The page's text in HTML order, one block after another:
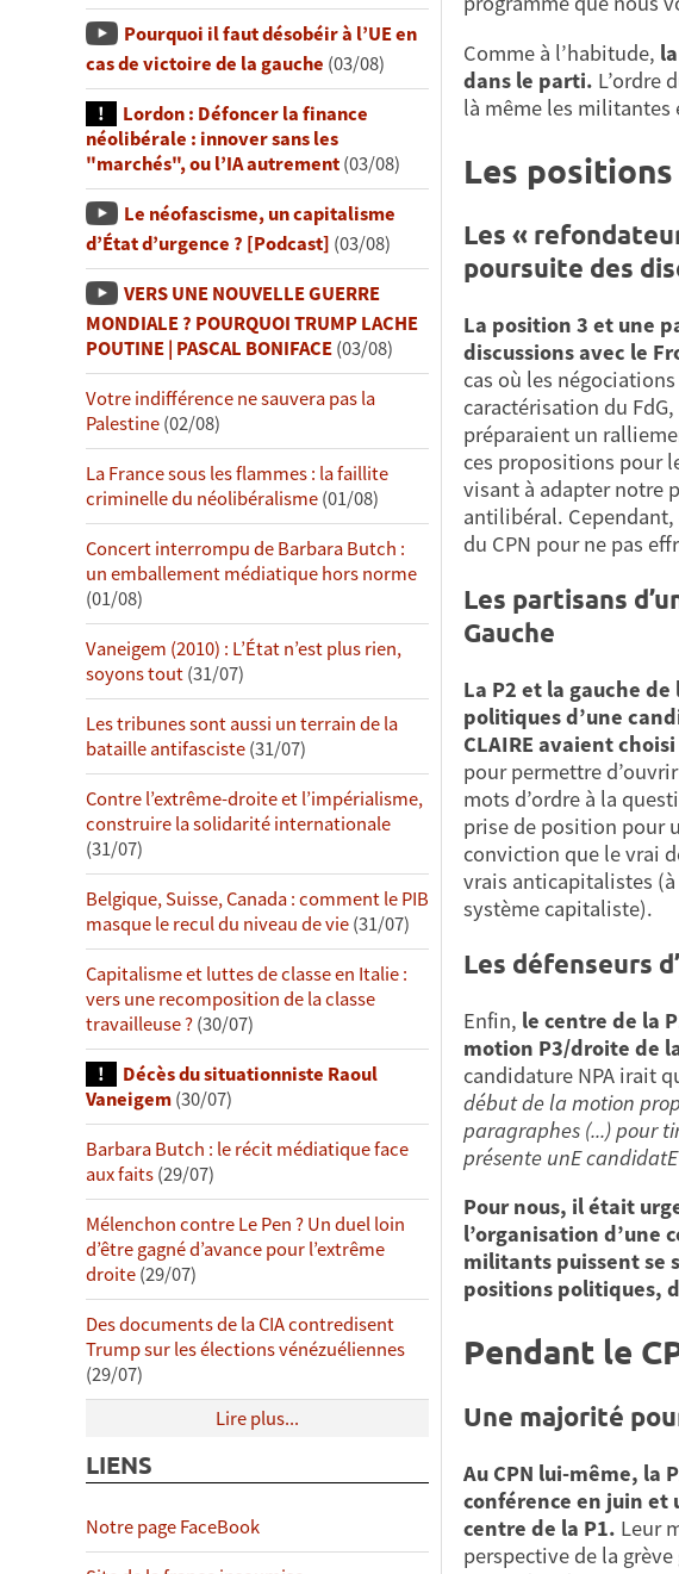
Pourquoi il faut désobéir à l’UE en
cas de victoire de la gauche (03/08)
Lordon : Défoncer la finance
néolibérale : innover sans les
"marchés", ou l’IA autrement(03/08)
Le néofascisme, un capitalisme
d’État d’urgence ? [Podcast] (03/08)
VERS UNE NOUVELLE GUERRE
MONDIALE ? POURQUOI TRUMP LACHE
POUTINE | PASCAL BONIFACE(03/08)
Votre indifférence ne sauvera pas la
Palestine(02/08)
La France sous les flammes : la faillite
criminelle du néolibéralisme(01/08)
Concert interrompu de Barbara Butch :
un emballement médiatique hors norme
(01/08)
Vaneigem (2010) : L’État n’est plus rien,
soyons tout(31/07)
Les tribunes sont aussi un terrain de la
bataille antifasciste(31/07)
Contre l’extrême-droite et l’impérialisme,
construire la solidarité internationale
(31/07)
Belgique, Suisse, Canada : comment le PIB
masque le recul du niveau de vie(31/07)
Capitalisme et luttes de classe en Italie :
vers une recomposition de la classe
travailleuse ?(30/07)
Décès du situationniste Raoul
Vaneigem(30/07)
Barbara Butch : le récit médiatique face
aux faits(29/07)
Mélenchon contre Le Pen ? Un duel loin
d’être gagné d’avance pour l’extrême
droite(29/07)
Des documents de la CIA contredisent
Trump sur les élections vénézuéliennes
(29/07)
Lire plus...
LIENS
Notre page FaceBook
Comme à l’habitude,
dans le parti. L’ordre
là même les militantes
Les
Les «
poursuite des
La position 3 et une
discussions avec le
cas où les
caractérisation du
préparaient un
ces propositions pour
visant à adapter notre
antilibéral. Cependant,
du CPN pour ne pas
Les partisans
Gauche
La P2 et la gauche
politiques d’une
CLAIRE avaient
pour permettre
mots d’ordre à la
prise de position pour
conviction que le vrai
vrais anticapitalistes (à
système capitaliste).
Les défenseurs
Enfin, le centre de la
motion P3/droite de
candidature NPA irait
début de la motion
paragraphes (...) pour
présente unE candidatE
Pour nous, il était
l’organisation d’une
militants puissent se
positions politiques,
Pendant le
Une majorité
Au CPN lui-même, la
conférence en juin et
centre de la P1. Leur
perspective de la